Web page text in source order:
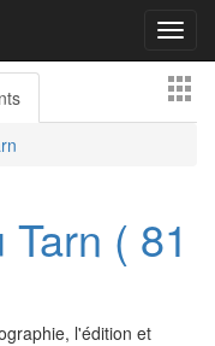
( 81
l'édition et